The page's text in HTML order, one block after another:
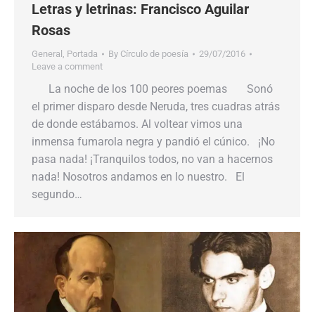
Letras y letrinas: Francisco Aguilar
Rosas
General , Portada By Círculo de poesía
29/07/2016
Leave a comment
La noche de los 100 peores poemas Sonó
el primer disparo desde Neruda, tres cuadras atrás
de donde estábamos. Al voltear vimos una
inmensa fumarola negra y pandió el cúnico. ¡No
pasa nada! ¡Tranquilos todos, no van a hacernos
nada! Nosotros andamos en lo nuestro. El
segundo…